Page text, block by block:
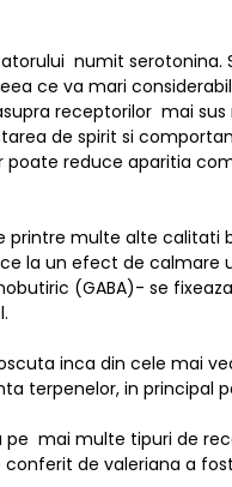
numit
ce va mari
receptorilor mai
de spirit si
reduce aparitia
multe alte calitati
la un efect de calmare
(GABA)- se
inca din cele mai
terpenelor, in principal
mai multe tipuri de
de valeriana a